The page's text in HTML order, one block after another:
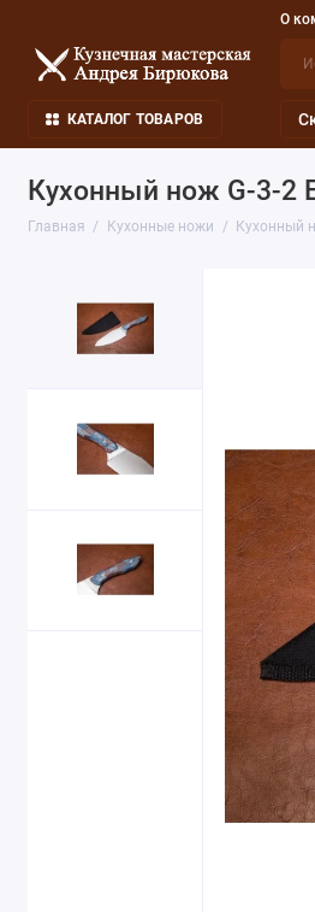
О
КАТАЛОГ ТОВАРОВ
Кухонный нож G-3-2
Главная Кухонные ножи Кухонный